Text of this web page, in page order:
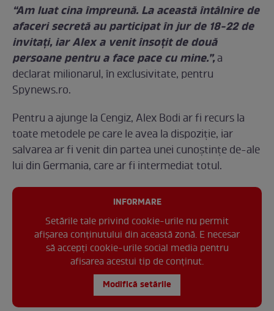
“Am luat cina împreună. La această întâlnire de
afaceri secretă au participat în jur de 18-22 de
invitați, iar Alex a venit însoțit de două
persoane pentru a face pace cu mine.”,a
declarat milionarul, în exclusivitate, pentru
Spynews.ro.
Pentru a ajunge la Cengiz, Alex Bodi ar fi recurs la
toate metodele pe care le avea la dispoziție, iar
salvarea ar fi venit din partea unei cunoștințe de-ale
lui din Germania, care ar fi intermediat totul.
INFORMARE
Setările tale privind cookie-urile nu permit
afișarea conținutului din această zonă. E necesar
să accepți cookie-urile social media pentru
afisarea acestui tip de conținut.
Modifică setările